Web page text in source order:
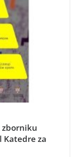
zborniku
Katedre za